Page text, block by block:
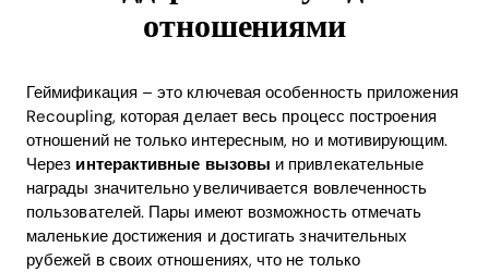
отношениями
Геймификация – это ключевая особенность приложения
Recoupling, которая делает весь процесс построения
отношений не только интересным, но и мотивирующим.
Через интерактивные вызовы и привлекательные
награды значительно увеличивается вовлеченность
пользователей. Пары имеют возможность отмечать
маленькие достижения и достигать значительных
рубежей в своих отношениях, что не только